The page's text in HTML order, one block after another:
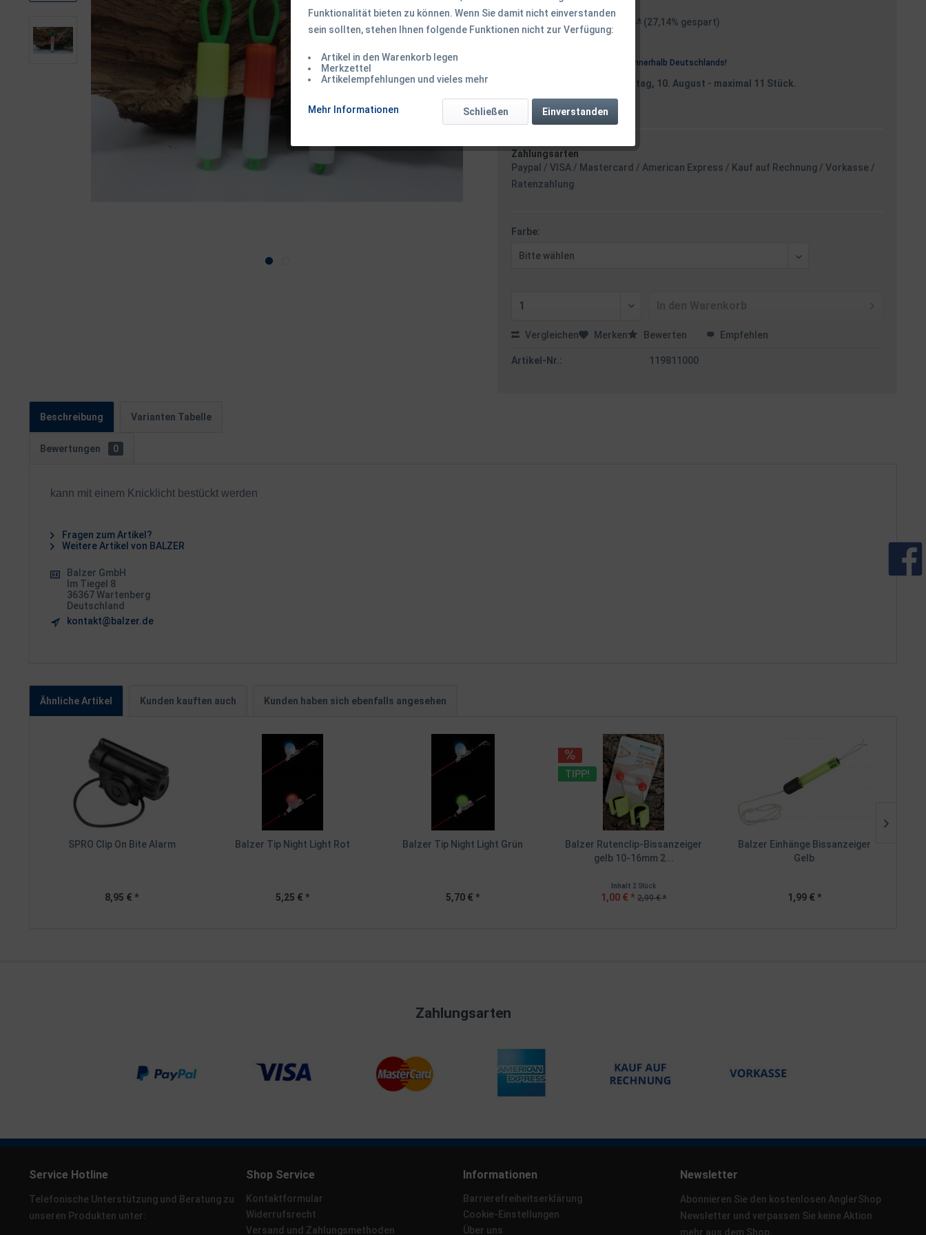
1,45 € * 1,99 € * (27,14% gespart)
Inhalt:1 Stück
innerhalb Deutschlands!
Versand am Montag, 10. August - maximal 11 Stück.
Zahlungsarten
Paypal / VISA / Mastercard / American Express / Kauf auf Rechnung / Vorkasse /
Ratenzahlung
Farbe:
Vergleichen Merken Bewerten Empfehlen
Artikel-Nr.: 119811000
Beschreibung Varianten Tabelle
Bewertungen 0
kann mit einem Knicklicht bestückt werden
Fragen zum Artikel?
Weitere Artikel von BALZER
Balzer GmbH
Im Tiegel 8
36367 Wartenberg
Deutschland
kontakt@balzer.de
Ähnliche Artikel Kunden kauften auch Kunden haben sich ebenfalls angesehen
SPRO Clip On Bite Alarm
8,95 € *
Balzer Tip Night Light Rot
5,25 € *
Balzer Tip Night Light Grün
5,70 € *
TIPP!
Balzer Rutenclip-Bissanzeiger
gelb 10-16mm 2...
Inhalt 2 Stück
1,00 € * 2,99 € *
Balzer Einhänge Bissanzeiger
Gelb
1,99 € *
Zahlungsarten
Service Hotline
Telefonische Unterstützung und Beratung zu
unseren Produkten unter:
Shop Service
Kontaktformular
Widerrufsrecht
Versand und Zahlungsmethoden
Informationen
Barrierefreiheitserklärung
Cookie-Einstellungen
Über uns
Newsletter
Abonnieren Sie den kostenlosen AnglerShop
Newsletter und verpassen Sie keine Aktion
mehr aus dem Shop.
Funktionalität bieten zu können. Wenn Sie damit nicht einverstanden
sein sollten, stehen Ihnen folgende Funktionen nicht zur Verfügung:
Artikel in den Warenkorb legen
Merkzettel
Artikelempfehlungen und vieles mehr
Mehr Informationen Einverstanden
Schließen